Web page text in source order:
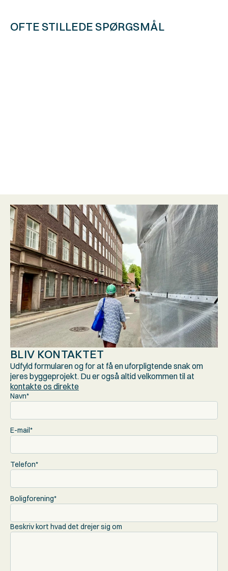
OFTE STILLEDE SPØRGSMÅL
BLIV KONTAKTET
Udfyld formularen og for at få en uforpligtende snak om
kontakte os direkte
Navn*
E-mail*
Telefon*
Boligforening*
Beskriv kort hvad det drejer sig om